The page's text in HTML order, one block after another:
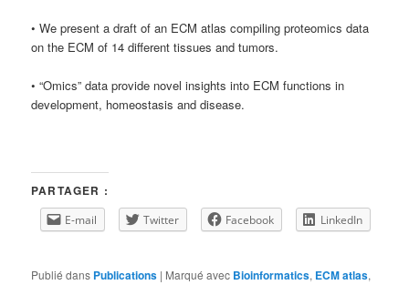
• We present a draft of an ECM atlas compiling proteomics data
on the ECM of 14 different tissues and tumors.
• “Omics” data provide novel insights into ECM functions in
development, homeostasis and disease.
PARTAGER :
E-mail Twitter Facebook LinkedIn
Publié dans Publications | Marqué avec Bioinformatics, ECM atlas,